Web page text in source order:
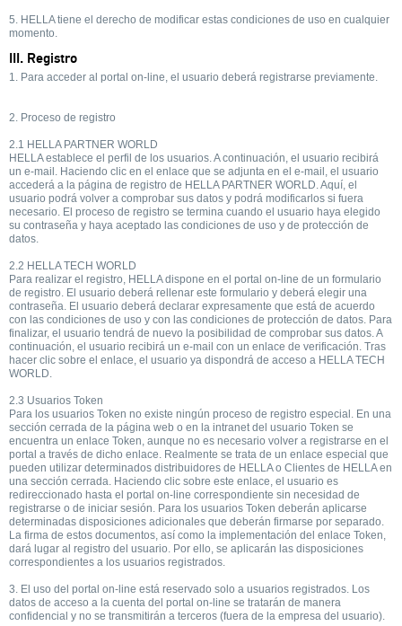
5. HELLA tiene el derecho de modificar estas condiciones de uso en cualquier
momento.
III. Registro
1. Para acceder al portal on-line, el usuario deberá registrarse previamente.
2. Proceso de registro
2.1 HELLA PARTNER WORLD
HELLA establece el perfil de los usuarios. A continuación, el usuario recibirá
un e-mail. Haciendo clic en el enlace que se adjunta en el e-mail, el usuario
accederá a la página de registro de HELLA PARTNER WORLD. Aquí, el
usuario podrá volver a comprobar sus datos y podrá modificarlos si fuera
necesario. El proceso de registro se termina cuando el usuario haya elegido
su contraseña y haya aceptado las condiciones de uso y de protección de
datos.
2.2 HELLA TECH WORLD
Para realizar el registro, HELLA dispone en el portal on-line de un formulario
de registro. El usuario deberá rellenar este formulario y deberá elegir una
contraseña. El usuario deberá declarar expresamente que está de acuerdo
con las condiciones de uso y con las condiciones de protección de datos. Para
finalizar, el usuario tendrá de nuevo la posibilidad de comprobar sus datos. A
continuación, el usuario recibirá un e-mail con un enlace de verificación. Tras
hacer clic sobre el enlace, el usuario ya dispondrá de acceso a HELLA TECH
WORLD.
2.3 Usuarios Token
Para los usuarios Token no existe ningún proceso de registro especial. En una
sección cerrada de la página web o en la intranet del usuario Token se
encuentra un enlace Token, aunque no es necesario volver a registrarse en el
portal a través de dicho enlace. Realmente se trata de un enlace especial que
pueden utilizar determinados distribuidores de HELLA o Clientes de HELLA en
una sección cerrada. Haciendo clic sobre este enlace, el usuario es
redireccionado hasta el portal on-line correspondiente sin necesidad de
registrarse o de iniciar sesión. Para los usuarios Token deberán aplicarse
determinadas disposiciones adicionales que deberán firmarse por separado.
La firma de estos documentos, así como la implementación del enlace Token,
dará lugar al registro del usuario. Por ello, se aplicarán las disposiciones
correspondientes a los usuarios registrados.
3. El uso del portal on-line está reservado solo a usuarios registrados. Los
datos de acceso a la cuenta del portal on-line se tratarán de manera
confidencial y no se transmitirán a terceros (fuera de la empresa del usuario).